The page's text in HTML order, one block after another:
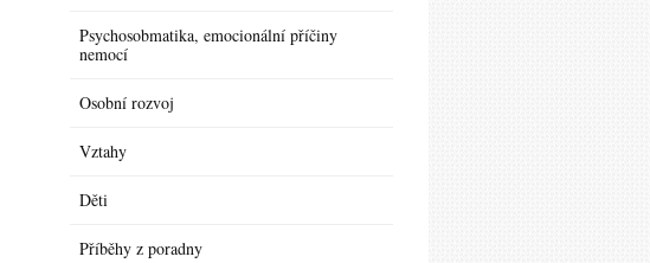
Psychosobmatika, emocionální příčiny
nemocí
Osobní rozvoj
Vztahy
Děti
Příběhy z poradny